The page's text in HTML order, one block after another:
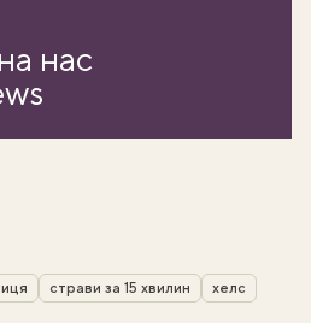
нас
страви за 15 хвилин хелс